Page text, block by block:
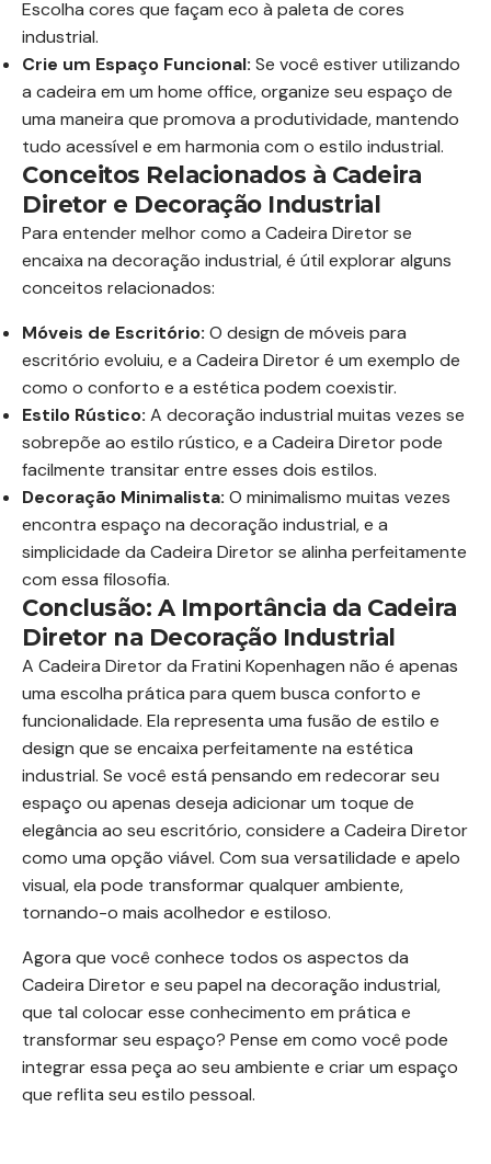
Escolha cores que façam eco à paleta de cores
industrial.
Crie um Espaço Funcional: Se você estiver utilizando
a cadeira em um home office, organize seu espaço de
uma maneira que promova a produtividade, mantendo
tudo acessível e em harmonia com o estilo industrial.
Conceitos Relacionados à Cadeira
Diretor e Decoração Industrial
Para entender melhor como a Cadeira Diretor se
encaixa na decoração industrial, é útil explorar alguns
conceitos relacionados:
Móveis de Escritório: O design de móveis para
escritório evoluiu, e a Cadeira Diretor é um exemplo de
como o conforto e a estética podem coexistir.
Estilo Rústico: A decoração industrial muitas vezes se
sobrepõe ao estilo rústico, e a Cadeira Diretor pode
facilmente transitar entre esses dois estilos.
Decoração Minimalista: O minimalismo muitas vezes
encontra espaço na decoração industrial, e a
simplicidade da Cadeira Diretor se alinha perfeitamente
com essa filosofia.
Conclusão: A Importância da Cadeira
Diretor na Decoração Industrial
A Cadeira Diretor da Fratini Kopenhagen não é apenas
uma escolha prática para quem busca conforto e
funcionalidade. Ela representa uma fusão de estilo e
design que se encaixa perfeitamente na estética
industrial. Se você está pensando em redecorar seu
espaço ou apenas deseja adicionar um toque de
elegância ao seu escritório, considere a Cadeira Diretor
como uma opção viável. Com sua versatilidade e apelo
visual, ela pode transformar qualquer ambiente,
tornando-o mais acolhedor e estiloso.
Agora que você conhece todos os aspectos da
Cadeira Diretor e seu papel na decoração industrial,
que tal colocar esse conhecimento em prática e
transformar seu espaço? Pense em como você pode
integrar essa peça ao seu ambiente e criar um espaço
que reflita seu estilo pessoal.